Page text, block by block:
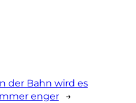
der Bahn wird es
enger
→